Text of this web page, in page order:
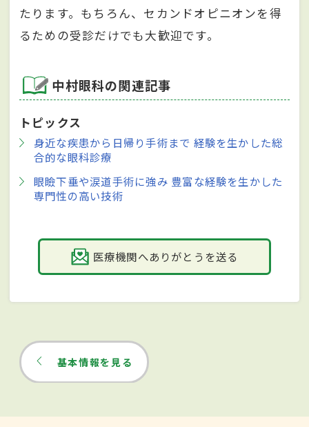
たります。もちろん、セカンドオピニオンを得
るための受診だけでも大歓迎です。
中村眼科の関連記事
トピックス
身近な疾患から日帰り手術まで 経験を生かした総
合的な眼科診療
眼瞼下垂や涙道手術に強み 豊富な経験を生かした
専門性の高い技術
医療機関へありがとうを送る
基本情報を見る